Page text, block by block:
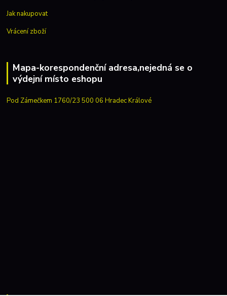
Jak nakupovat
Vrácení zboží
Mapa-korespondenční adresa,nejedná se o
výdejní místo eshopu
Pod Zámečkem 1760/23 500 06 Hradec Králové